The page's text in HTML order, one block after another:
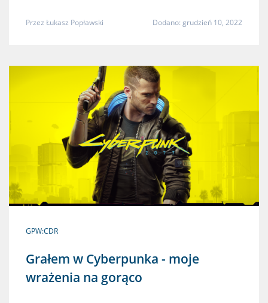
Przez Łukasz Popławski Dodano: grudzień 10, 2022
GPW:CDR
Grałem w Cyberpunka - moje
wrażenia na gorąco